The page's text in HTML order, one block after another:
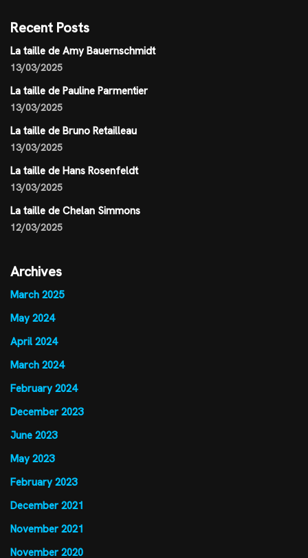
Recent Posts
La taille de Amy Bauernschmidt
13/03/2025
La taille de Pauline Parmentier
13/03/2025
La taille de Bruno Retailleau
13/03/2025
La taille de Hans Rosenfeldt
13/03/2025
La taille de Chelan Simmons
12/03/2025
Archives
March 2025
May 2024
April 2024
March 2024
February 2024
December 2023
June 2023
May 2023
February 2023
December 2021
November 2021
November 2020